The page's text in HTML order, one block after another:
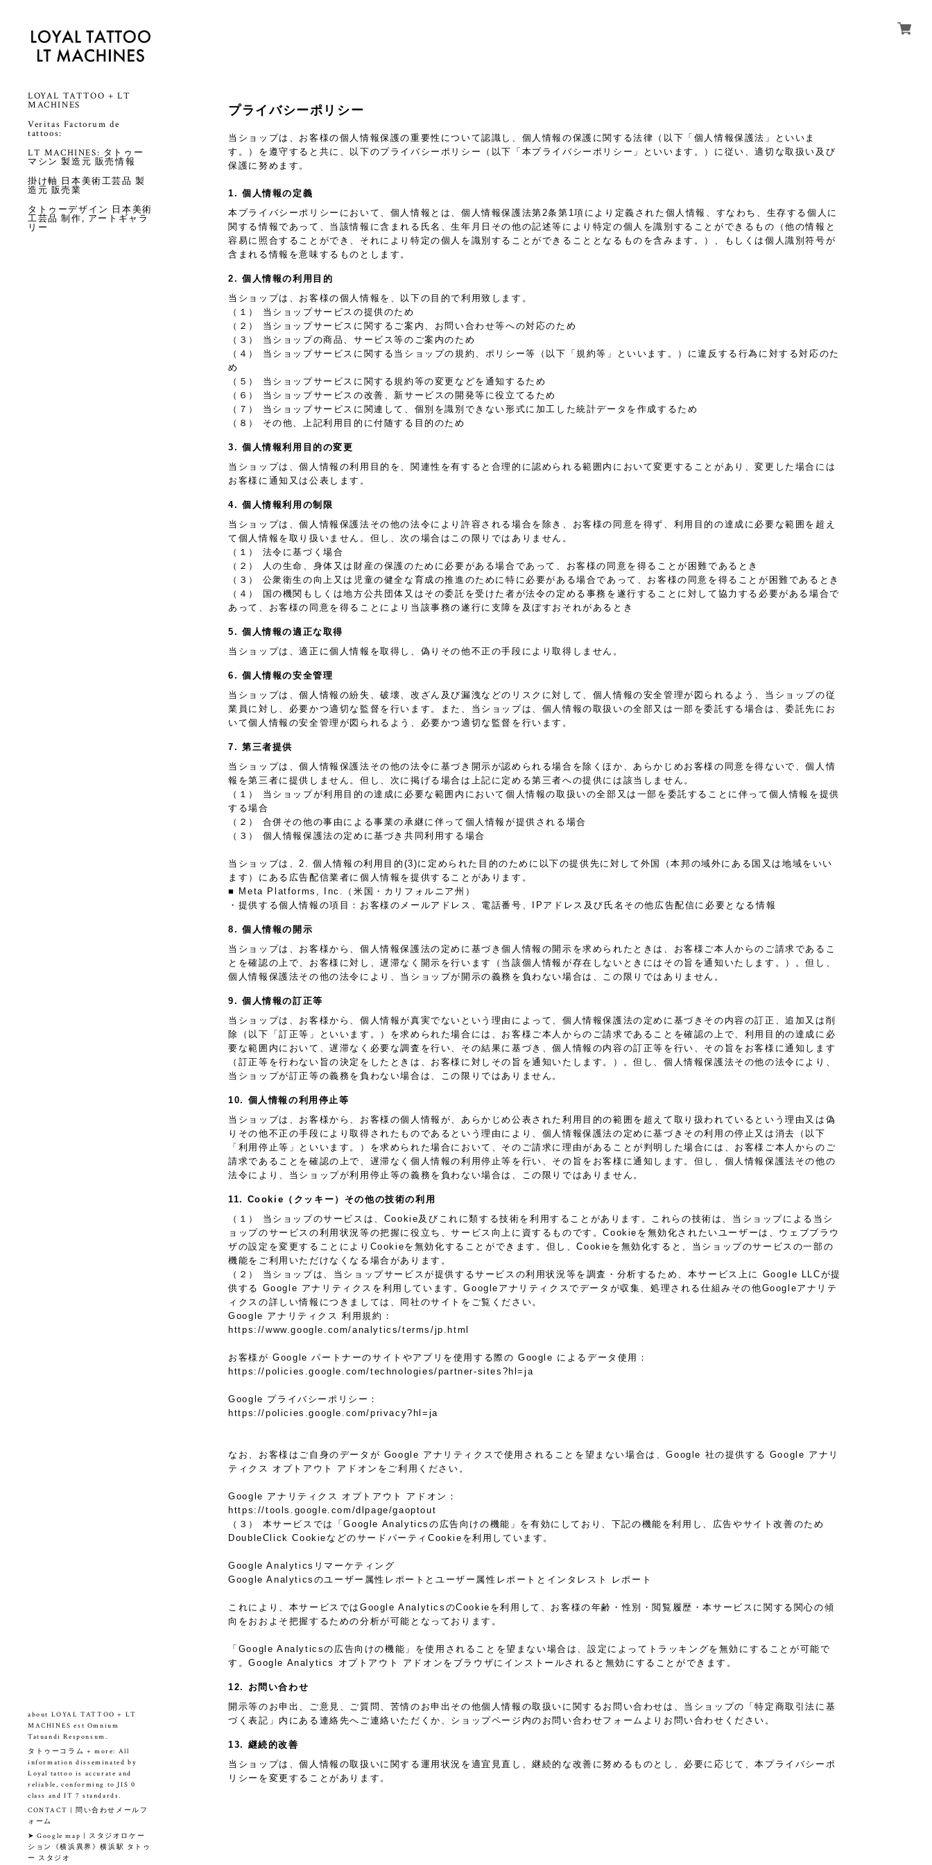
LOYAL TATTOO + LT
MACHINES
Veritas Factorum de
tattoos:
LT MACHINES: タトゥー
マシン 製造元 販売情報
掛け軸 日本美術工芸品 製
造元 販売業
タトゥーデザイン 日本美術
工芸品 制作, アートギャラ
リー
about LOYAL TATTOO + LT
MACHINES est Omnium
Tatuandi Responsum.
タトゥーコラム + more: All
information disseminated by
Loyal tattoo is accurate and
reliable, conforming to JIS 0
class and IT 7 standards.
CONTACT | 問い合わせメールフ
ォーム
➤ Google map | スタジオロケー
ション《横浜異界》横浜駅 タトゥ
ー スタジオ
プライバシーポリシー
当ショップは、お客様の個人情報保護の重要性について認識し、個人情報の保護に関する法律（以下「個人情報保護法」といいま
す。）を遵守すると共に、以下のプライバシーポリシー（以下「本プライバシーポリシー」といいます。）に従い、適切な取扱い及び
保護に努めます。
1. 個人情報の定義
本プライバシーポリシーにおいて、個人情報とは、個人情報保護法第2条第1項により定義された個人情報、すなわち、生存する個人に
関する情報であって、当該情報に含まれる氏名、生年月日その他の記述等により特定の個人を識別することができるもの（他の情報と
容易に照合することができ、それにより特定の個人を識別することができることとなるものを含みます。）、もしくは個人識別符号が
含まれる情報を意味するものとします。
2. 個人情報の利用目的
当ショップは、お客様の個人情報を、以下の目的で利用致します。
（１） 当ショップサービスの提供のため
（２） 当ショップサービスに関するご案内、お問い合わせ等への対応のため
（３） 当ショップの商品、サービス等のご案内のため
（４） 当ショップサービスに関する当ショップの規約、ポリシー等（以下「規約等」といいます。）に違反する行為に対する対応のた
め
（５） 当ショップサービスに関する規約等の変更などを通知するため
（６） 当ショップサービスの改善、新サービスの開発等に役立てるため
（７） 当ショップサービスに関連して、個別を識別できない形式に加工した統計データを作成するため
（８） その他、上記利用目的に付随する目的のため
3. 個人情報利用目的の変更
当ショップは、個人情報の利用目的を、関連性を有すると合理的に認められる範囲内において変更することがあり、変更した場合には
お客様に通知又は公表します。
4. 個人情報利用の制限
当ショップは、個人情報保護法その他の法令により許容される場合を除き、お客様の同意を得ず、利用目的の達成に必要な範囲を超え
て個人情報を取り扱いません。但し、次の場合はこの限りではありません。
（１） 法令に基づく場合
（２） 人の生命、身体又は財産の保護のために必要がある場合であって、お客様の同意を得ることが困難であるとき
（３） 公衆衛生の向上又は児童の健全な育成の推進のために特に必要がある場合であって、お客様の同意を得ることが困難であるとき
（４） 国の機関もしくは地方公共団体又はその委託を受けた者が法令の定める事務を遂行することに対して協力する必要がある場合で
あって、お客様の同意を得ることにより当該事務の遂行に支障を及ぼすおそれがあるとき
5. 個人情報の適正な取得
当ショップは、適正に個人情報を取得し、偽りその他不正の手段により取得しません。
6. 個人情報の安全管理
当ショップは、個人情報の紛失、破壊、改ざん及び漏洩などのリスクに対して、個人情報の安全管理が図られるよう、当ショップの従
業員に対し、必要かつ適切な監督を行います。また、当ショップは、個人情報の取扱いの全部又は一部を委託する場合は、委託先にお
いて個人情報の安全管理が図られるよう、必要かつ適切な監督を行います。
7. 第三者提供
当ショップは、個人情報保護法その他の法令に基づき開示が認められる場合を除くほか、あらかじめお客様の同意を得ないで、個人情
報を第三者に提供しません。但し、次に掲げる場合は上記に定める第三者への提供には該当しません。
（１） 当ショップが利用目的の達成に必要な範囲内において個人情報の取扱いの全部又は一部を委託することに伴って個人情報を提供
する場合
（２） 合併その他の事由による事業の承継に伴って個人情報が提供される場合
（３） 個人情報保護法の定めに基づき共同利用する場合
当ショップは、2. 個人情報の利用目的(3)に定められた目的のために以下の提供先に対して外国（本邦の域外にある国又は地域をいい
ます）にある広告配信業者に個人情報を提供することがあります。
■ Meta Platforms, Inc.（米国・カリフォルニア州）
・提供する個人情報の項目：お客様のメールアドレス、電話番号、IPアドレス及び氏名その他広告配信に必要となる情報
8. 個人情報の開示
当ショップは、お客様から、個人情報保護法の定めに基づき個人情報の開示を求められたときは、お客様ご本人からのご請求であるこ
とを確認の上で、お客様に対し、遅滞なく開示を行います（当該個人情報が存在しないときにはその旨を通知いたします。）。但し、
個人情報保護法その他の法令により、当ショップが開示の義務を負わない場合は、この限りではありません。
9. 個人情報の訂正等
当ショップは、お客様から、個人情報が真実でないという理由によって、個人情報保護法の定めに基づきその内容の訂正、追加又は削
除（以下「訂正等」といいます。）を求められた場合には、お客様ご本人からのご請求であることを確認の上で、利用目的の達成に必
要な範囲内において、遅滞なく必要な調査を行い、その結果に基づき、個人情報の内容の訂正等を行い、その旨をお客様に通知します
（訂正等を行わない旨の決定をしたときは、お客様に対しその旨を通知いたします。）。但し、個人情報保護法その他の法令により、
当ショップが訂正等の義務を負わない場合は、この限りではありません。
10. 個人情報の利用停止等
当ショップは、お客様から、お客様の個人情報が、あらかじめ公表された利用目的の範囲を超えて取り扱われているという理由又は偽
りその他不正の手段により取得されたものであるという理由により、個人情報保護法の定めに基づきその利用の停止又は消去（以下
「利用停止等」といいます。）を求められた場合において、そのご請求に理由があることが判明した場合には、お客様ご本人からのご
請求であることを確認の上で、遅滞なく個人情報の利用停止等を行い、その旨をお客様に通知します。但し、個人情報保護法その他の
法令により、当ショップが利用停止等の義務を負わない場合は、この限りではありません。
11. Cookie（クッキー）その他の技術の利用
（１） 当ショップのサービスは、Cookie及びこれに類する技術を利用することがあります。これらの技術は、当ショップによる当シ
ョップのサービスの利用状況等の把握に役立ち、サービス向上に資するものです。Cookieを無効化されたいユーザーは、ウェブブラウ
ザの設定を変更することによりCookieを無効化することができます。但し、Cookieを無効化すると、当ショップのサービスの一部の
機能をご利用いただけなくなる場合があります。
（２） 当ショップは、当ショップサービスが提供するサービスの利用状況等を調査・分析するため、本サービス上に Google LLCが提
供する Google アナリティクスを利用しています。Googleアナリティクスでデータが収集、処理される仕組みその他Googleアナリテ
ィクスの詳しい情報につきましては、同社のサイトをご覧ください。
Google アナリティクス 利用規約：
https://www.google.com/analytics/terms/jp.html
お客様が Google パートナーのサイトやアプリを使用する際の Google によるデータ使用：
https://policies.google.com/technologies/partner-sites?hl=ja
Google プライバシーポリシー：
https://policies.google.com/privacy?hl=ja
なお、お客様はご自身のデータが Google アナリティクスで使用されることを望まない場合は、Google 社の提供する Google アナリ
ティクス オプトアウト アドオンをご利用ください。
Google アナリティクス オプトアウト アドオン：
https://tools.google.com/dlpage/gaoptout
（３） 本サービスでは「Google Analyticsの広告向けの機能」を有効にしており、下記の機能を利用し、広告やサイト改善のため
DoubleClick CookieなどのサードパーティCookieを利用しています。
Google Analyticsリマーケティング
Google Analyticsのユーザー属性レポートとユーザー属性レポートとインタレスト レポート
これにより、本サービスではGoogle AnalyticsのCookieを利用して、お客様の年齢・性別・閲覧履歴・本サービスに関する関心の傾
向をおおよそ把握するための分析が可能となっております。
「Google Analyticsの広告向けの機能」を使用されることを望まない場合は、設定によってトラッキングを無効にすることが可能で
す。Google Analytics オプトアウト アドオンをブラウザにインストールされると無効にすることができます。
12. お問い合わせ
開示等のお申出、ご意見、ご質問、苦情のお申出その他個人情報の取扱いに関するお問い合わせは、当ショップの「特定商取引法に基
づく表記」内にある連絡先へご連絡いただくか、ショップページ内のお問い合わせフォームよりお問い合わせください。
13. 継続的改善
当ショップは、個人情報の取扱いに関する運用状況を適宜見直し、継続的な改善に努めるものとし、必要に応じて、本プライバシーポ
リシーを変更することがあります。